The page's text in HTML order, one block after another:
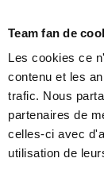
Team fan de
Les cookies ce
contenu et les
trafic. Nous
partenaires de
celles-ci avec
utilisation de
Mini